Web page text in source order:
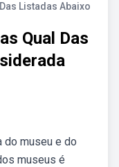
Listadas Abaixo
Qual Das
do museu e do
museus é